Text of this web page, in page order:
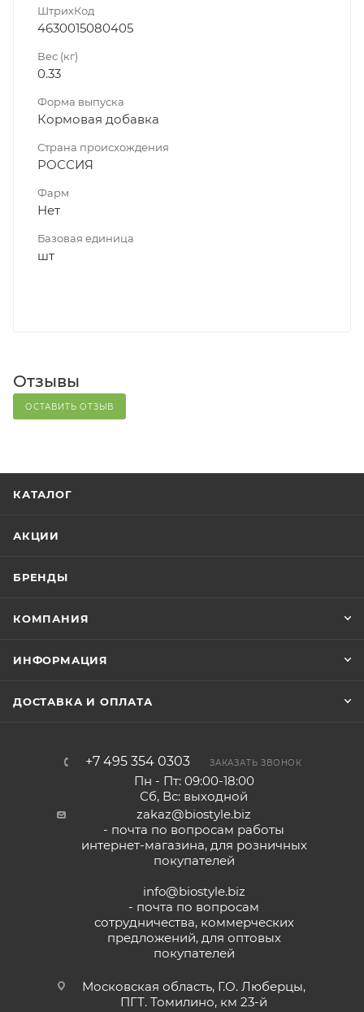
ШтрихКод
4630015080405
Вес (кг)
0.33
Форма выпуска
Кормовая добавка
Страна происхождения
РОССИЯ
Фарм
Нет
Базовая единица
шт
Отзывы
ОСТАВИТЬ ОТЗЫВ
КАТАЛОГ
АКЦИИ
БРЕНДЫ
КОМПАНИЯ
ИНФОРМАЦИЯ
ДОСТАВКА И ОПЛАТА
+7 495 354 0303 ЗАКАЗАТЬ ЗВОНОК
Пн - Пт: 09:00-18:00
Сб, Вс: выходной
zakaz@biostyle.biz
- почта по вопросам работы
интернет-магазина, для розничных
покупателей
info@biostyle.biz
- почта по вопросам
сотрудничества, коммерческих
предложений, для оптовых
покупателей
Московская область, Г.О. Люберцы,
ПГТ. Томилино, км 23-й